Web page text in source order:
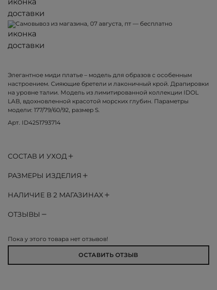
Самовывоз из магазина, 07 августа, пт — бесплатно
Элегантное миди платье – модель для образов с особенным
настроением. Сияющие бретели и лаконичный крой. Драпировки
на уровне талии. Модель из лимитированной коллекции IDOL
LAB, вдохновленной красотой морских глубин. Параметры
модели: 177/79/60/92, размер S.
Арт. ID4251793714
СОСТАВ И УХОД
РАЗМЕРЫ ИЗДЕЛИЯ
НАЛИЧИЕ В 2 МАГАЗИНАХ
ОТЗЫВЫ
Пока у этого товара нет отзывов!
ОСТАВИТЬ ОТЗЫВ